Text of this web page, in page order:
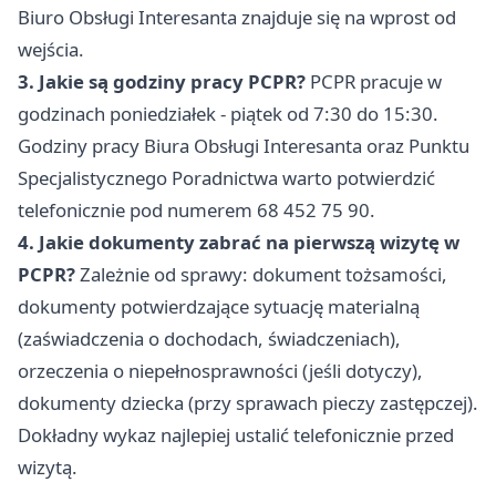
Biuro Obsługi Interesanta znajduje się na wprost od
wejścia.
3. Jakie są godziny pracy PCPR? PCPR pracuje w
godzinach poniedziałek - piątek od 7:30 do 15:30.
Godziny pracy Biura Obsługi Interesanta oraz Punktu
Specjalistycznego Poradnictwa warto potwierdzić
telefonicznie pod numerem 68 452 75 90.
4. Jakie dokumenty zabrać na pierwszą wizytę w
PCPR?Zależnie od sprawy: dokument tożsamości,
dokumenty potwierdzające sytuację materialną
(zaświadczenia o dochodach, świadczeniach),
orzeczenia o niepełnosprawności (jeśli dotyczy),
dokumenty dziecka (przy sprawach pieczy zastępczej).
Dokładny wykaz najlepiej ustalić telefonicznie przed
wizytą.